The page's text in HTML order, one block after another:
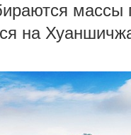
массы
на